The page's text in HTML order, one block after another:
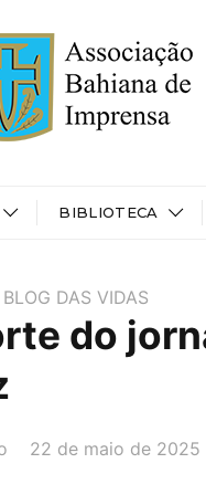
BIBLIOTECA
BLOG DAS VIDAS
do
DATA:
22 de maio de 2025